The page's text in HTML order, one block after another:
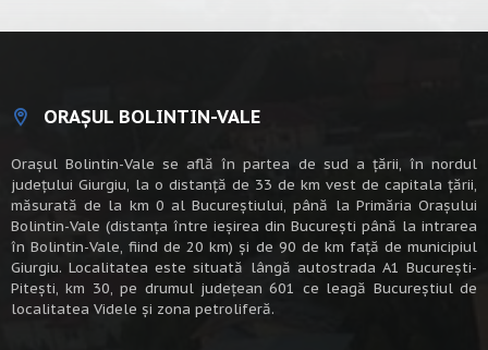
ORAȘUL BOLINTIN-VALE
Oraşul Bolintin-Vale se află în partea de sud a ţării, în nordul
judeţului Giurgiu, la o distanţă de 33 de km vest de capitala țării,
măsurată de la km 0 al Bucureștiului, până la Primăria Orașului
Bolintin-Vale (distanța între ieșirea din București până la intrarea
în Bolintin-Vale, fiind de 20 km) şi de 90 de km faţă de municipiul
Giurgiu. Localitatea este situată lângă autostrada A1 Bucureşti-
Piteşti, km 30, pe drumul judeţean 601 ce leagă Bucureştiul de
localitatea Videle şi zona petroliferă.